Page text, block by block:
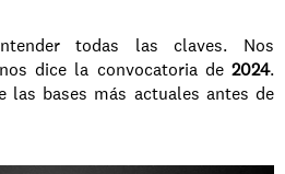
todas las claves. Nos
dice la convocatoria de 2024.
las bases más actuales antes de